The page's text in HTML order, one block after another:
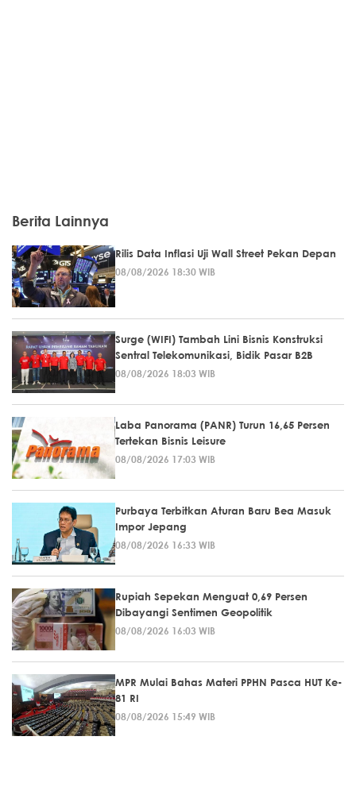
Berita Lainnya
Rilis Data Inflasi Uji Wall Street Pekan Depan
08/08/2026 18:30 WIB
Surge (WIFI) Tambah Lini Bisnis Konstruksi
Sentral Telekomunikasi, Bidik Pasar B2B
08/08/2026 18:03 WIB
Laba Panorama (PANR) Turun 16,65 Persen
Tertekan Bisnis Leisure
08/08/2026 17:03 WIB
Purbaya Terbitkan Aturan Baru Bea Masuk
Impor Jepang
08/08/2026 16:33 WIB
Rupiah Sepekan Menguat 0,69 Persen
Dibayangi Sentimen Geopolitik
08/08/2026 16:03 WIB
MPR Mulai Bahas Materi PPHN Pasca HUT Ke-
81 RI
08/08/2026 15:49 WIB